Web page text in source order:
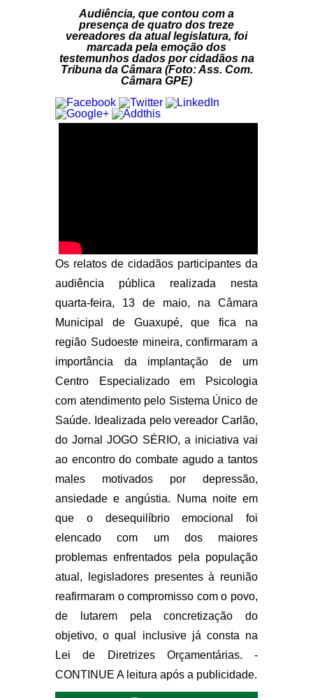
Audiência, que contou com a
presença de quatro dos treze
vereadores da atual legislatura, foi
marcada pela emoção dos
testemunhos dados por cidadãos na
Tribuna da Câmara (Foto: Ass. Com.
Câmara GPE)
Os relatos de cidadãos participantes da
audiência pública realizada nesta
quarta-feira, 13 de maio, na Câmara
Municipal de Guaxupé, que fica na
região Sudoeste mineira, confirmaram a
importância da implantação de um
Centro Especializado em Psicologia
com atendimento pelo Sistema Único de
Saúde. Idealizada pelo vereador Carlão,
do Jornal JOGO SÉRIO, a iniciativa vai
ao encontro do combate agudo a tantos
males motivados por depressão,
ansiedade e angústia. Numa noite em
que o desequilíbrio emocional foi
elencado com um dos maiores
problemas enfrentados pela população
atual, legisladores presentes à reunião
reafirmaram o compromisso com o povo,
de lutarem pela concretização do
objetivo, o qual inclusive já consta na
Lei de Diretrizes Orçamentárias. -
CONTINUE A leitura após a publicidade.